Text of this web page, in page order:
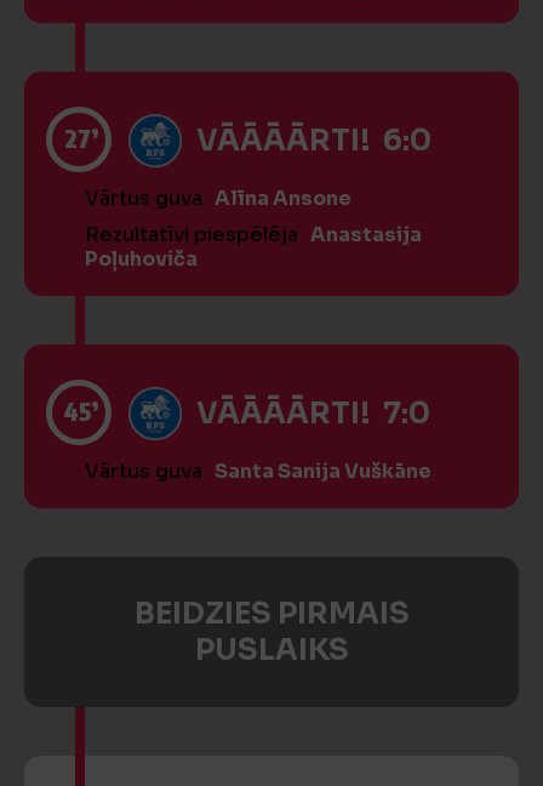
27’ VĀĀĀĀRTI! 6:0
Vārtus guva Alīna Ansone
Rezultatīvi piespēlēja Anastasija
Poļuhoviča
45’ VĀĀĀĀRTI! 7:0
Vārtus guva Santa Sanija Vuškāne
BEIDZIES PIRMAIS
PUSLAIKS